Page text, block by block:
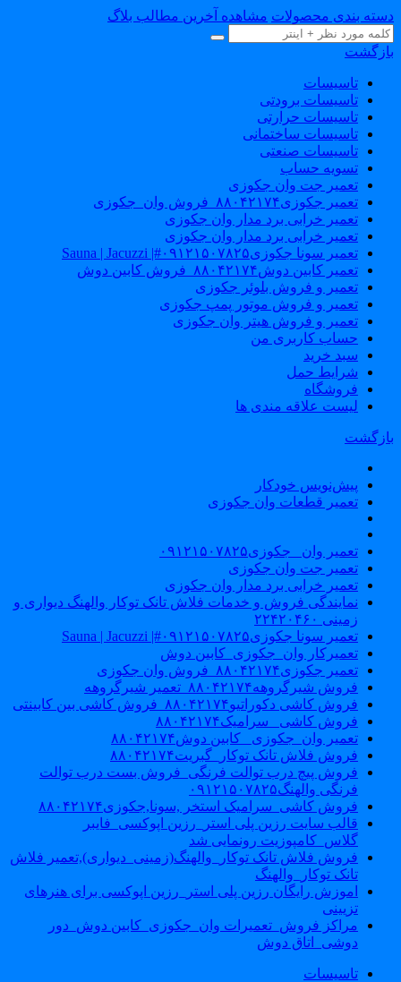
بندی محصولات مشاهده آخرین مطالب بلاگ
تاسیسات
تاسیسات برودتی
تاسیسات حرارتی
تاسیسات ساختمانی
تاسیسات صنعتی
تسویه حساب
تعمیر جت وان جکوزی
تعمیر جکوزی۸۸۰۴۲۱۷۴_فروش وان_جکوزی
تعمیر خرابی برد مدار وان جکوزی
تعمیر خرابی برد مدار وان جکوزی
تعمیر سونا جکوزی۰۹۱۲۱۵۰۷۸۲۵#| Sauna | Jacuzzi
تعمیر کابین دوش۸۸۰۴۲۱۷۴_فروش کابین دوش
تعمیر و فروش بلوئر جکوزی
تعمیر و فروش موتور پمپ جکوزی
تعمیر و فروش هیتر وان جکوزی
حساب کاربری من
سبد خرید
شرایط حمل
فروشگاه
لیست علاقه مندی ها
پیش‌نویس خودکار
تعمیر قطعات وان جکوزی
تعمیر وان _جکوزی۰۹۱۲۱۵۰۷۸۲۵
تعمیر جت وان جکوزی
تعمیر خرابی برد مدار وان جکوزی
نمایندگی فروش و خدمات فلاش تانک توکار والهنگ دیواری و
زمینی ۲۲۴۲۰۴۶۰
تعمیر سونا جکوزی۰۹۱۲۱۵۰۷۸۲۵#| Sauna | Jacuzzi
تعمیرکار وان_جکوزی_کابین دوش
تعمیر جکوزی۸۸۰۴۲۱۷۴_فروش وان جکوزی
فروش شیرگروهه۸۸۰۴۲۱۷۴_تعمیر شیرگروهه
فروش کاشی دکوراتیو۸۸۰۴۲۱۷۴_فروش کاشی بین کابینتی
فروش کاشی _سرامیک۸۸۰۴۲۱۷۴
تعمیر وان_جکوزی_ کابین دوش۸۸۰۴۲۱۷۴
فروش فلاش تانک توکار_گبریت۸۸۰۴۲۱۷۴
فروش پیچ درب توالت فرنگی_فروش بست درب توالت
فرنگی والهنگ۰۹۱۲۱۵۰۷۸۲۵
فروش کاشی_سرامیک استخر ,سونا,جکوزی۸۸۰۴۲۱۷۴
قالب سایت رزین پلی استر_رزین اپوکسی_فایبر
گلاس_کامپوزیت رونمایی شد
فروش فلاش تانک توکار_والهنگ(زمینی_دیواری),تعمیر فلاش
تانک توکار_والهنگ
اموزش رایگان رزین پلی استر_رزین اپوکسی برای هنرهای
تزیینی
مراکز فروش_تعمیرات وان_جکوزی_کابین دوش_دور
دوشی_اتاق دوش
تاسیسات